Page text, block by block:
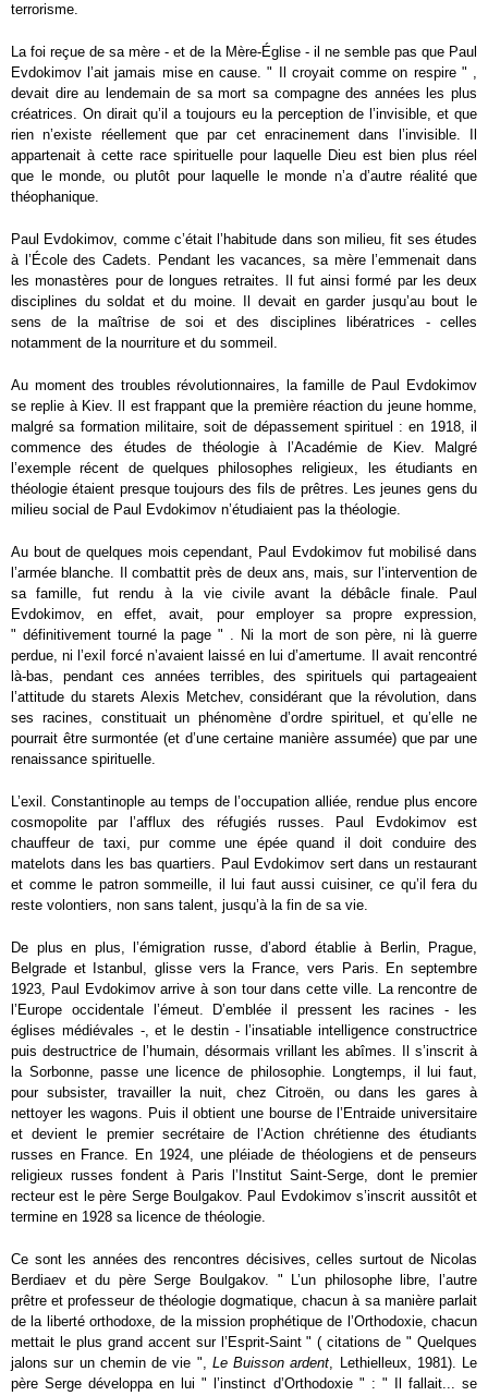
terrorisme.
La foi reçue de sa mère - et de la Mère-Église - il ne semble pas que Paul
Evdokimov l’ait jamais mise en cause. " Il croyait comme on respire " ,
devait dire au lendemain de sa mort sa compagne des années les plus
créatrices. On dirait qu’il a toujours eu la perception de l’invisible, et que
rien n’existe réellement que par cet enracinement dans l’invisible. Il
appartenait à cette race spirituelle pour laquelle Dieu est bien plus réel
que le monde, ou plutôt pour laquelle le monde n’a d’autre réalité que
théophanique.
Paul Evdokimov, comme c’était l’habitude dans son milieu, fit ses études
à l’École des Cadets. Pendant les vacances, sa mère l’emmenait dans
les monastères pour de longues retraites. Il fut ainsi formé par les deux
disciplines du soldat et du moine. Il devait en garder jusqu’au bout le
sens de la maîtrise de soi et des disciplines libératrices - celles
notamment de la nourriture et du sommeil.
Au moment des troubles révolutionnaires, la famille de Paul Evdokimov
se replie à Kiev. Il est frappant que la première réaction du jeune homme,
malgré sa formation militaire, soit de dépassement spirituel : en 1918, il
commence des études de théologie à l’Académie de Kiev. Malgré
l’exemple récent de quelques philosophes religieux, les étudiants en
théologie étaient presque toujours des fils de prêtres. Les jeunes gens du
milieu social de Paul Evdokimov n’étudiaient pas la théologie.
Au bout de quelques mois cependant, Paul Evdokimov fut mobilisé dans
l’armée blanche. Il combattit près de deux ans, mais, sur l’intervention de
sa famille, fut rendu à la vie civile avant la débâcle finale. Paul
Evdokimov, en effet, avait, pour employer sa propre expression,
" définitivement tourné la page " . Ni la mort de son père, ni là guerre
perdue, ni l’exil forcé n’avaient laissé en lui d’amertume. Il avait rencontré
là-bas, pendant ces années terribles, des spirituels qui partageaient
l’attitude du starets Alexis Metchev, considérant que la révolution, dans
ses racines, constituait un phénomène d’ordre spirituel, et qu’elle ne
pourrait être surmontée (et d’une certaine manière assumée) que par une
renaissance spirituelle.
L’exil. Constantinople au temps de l’occupation alliée, rendue plus encore
cosmopolite par l’afflux des réfugiés russes. Paul Evdokimov est
chauffeur de taxi, pur comme une épée quand il doit conduire des
matelots dans les bas quartiers. Paul Evdokimov sert dans un restaurant
et comme le patron sommeille, il lui faut aussi cuisiner, ce qu’il fera du
reste volontiers, non sans talent, jusqu’à la fin de sa vie.
De plus en plus, l’émigration russe, d’abord établie à Berlin, Prague,
Belgrade et Istanbul, glisse vers la France, vers Paris. En septembre
1923, Paul Evdokimov arrive à son tour dans cette ville. La rencontre de
l’Europe occidentale l’émeut. D’emblée il pressent les racines - les
églises médiévales -, et le destin - l’insatiable intelligence constructrice
puis destructrice de l’humain, désormais vrillant les abîmes. Il s’inscrit à
la Sorbonne, passe une licence de philosophie. Longtemps, il lui faut,
pour subsister, travailler la nuit, chez Citroën, ou dans les gares à
nettoyer les wagons. Puis il obtient une bourse de l’Entraide universitaire
et devient le premier secrétaire de l’Action chrétienne des étudiants
russes en France. En 1924, une pléiade de théologiens et de penseurs
religieux russes fondent à Paris l’Institut Saint-Serge, dont le premier
recteur est le père Serge Boulgakov. Paul Evdokimov s’inscrit aussitôt et
termine en 1928 sa licence de théologie.
Ce sont les années des rencontres décisives, celles surtout de Nicolas
Berdiaev et du père Serge Boulgakov. " L’un philosophe libre, l’autre
prêtre et professeur de théologie dogmatique, chacun à sa manière parlait
de la liberté orthodoxe, de la mission prophétique de l’Orthodoxie, chacun
mettait le plus grand accent sur l’Esprit-Saint " ( citations de " Quelques
jalons sur un chemin de vie ", Le Buisson ardent, Lethielleux, 1981). Le
père Serge développa en lui " l’instinct d’Orthodoxie " : " Il fallait... se